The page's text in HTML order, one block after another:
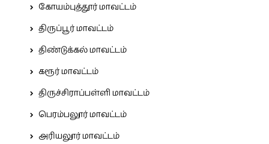
கோயம்புத்தூர் மாவட்டம்
திருப்பூர் மாவட்டம்
திண்டுக்கல் மாவட்டம்
கரூர் மாவட்டம்
திருச்சிராப்பள்ளி மாவட்டம்
பெரம்பலூர் மாவட்டம்
அரியலூர் மாவட்டம்